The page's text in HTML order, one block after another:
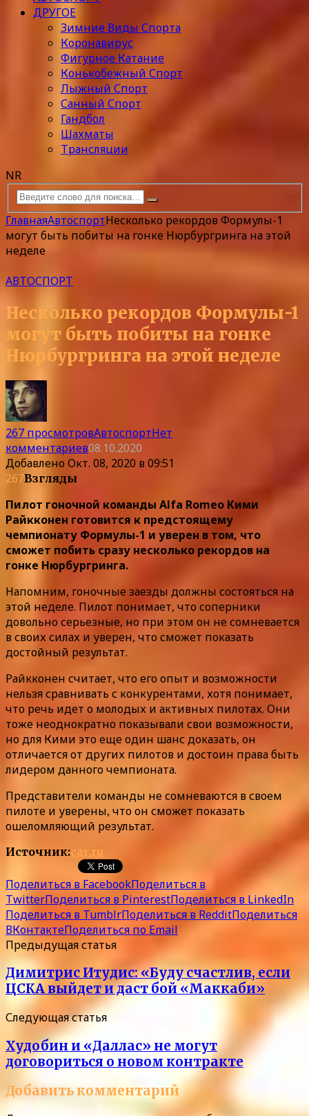
ДРУГОЕ
Зимние Виды Спорта
Коронавирус
Фигурное Катание
Конькобежный Спорт
Лыжный Спорт
Санный Спорт
Гандбол
Шахматы
Трансляции
NR
ГлавнаяАвтоспортНесколько рекордов Формулы-1
могут быть побиты на гонке Нюрбургринга на этой
неделе
АВТОСПОРТ
Несколько рекордов Формулы-1
могут быть побиты на гонке
Нюрбургринга на этой неделе
267 просмотровАвтоспортНет
комментариев08.10.2020
Добавлено Окт. 08, 2020 в 09:51
267Взгляды
Пилот гоночной команды Alfa Romeo Кими
Райкконен готовится к предстоящему
чемпионату Формулы-1 и уверен в том, что
сможет побить сразу несколько рекордов на
гонке Нюрбургринга.
Напомним, гоночные заезды должны состояться на
этой неделе. Пилот понимает, что соперники
довольно серьезные, но при этом он не сомневается
в своих силах и уверен, что сможет показать
достойный результат.
Райкконен считает, что его опыт и возможности
нельзя сравнивать с конкурентами, хотя понимает,
что речь идет о молодых и активных пилотах. Они
тоже неоднократно показывали свои возможности,
но для Кими это еще один шанс доказать, он
отличается от других пилотов и достоин права быть
лидером данного чемпионата.
Представители команды не сомневаются в своем
пилоте и уверены, что он сможет показать
ошеломляющий результат.
Источник:car.ru
Поделиться в FacebookПоделиться в
TwitterПоделиться в PinterestПоделиться в LinkedIn
Поделиться в TumblrПоделиться в RedditПоделиться
ВКонтактеПоделиться по Email
Предыдущая статья
Димитрис Итудис: «Буду счастлив, если
ЦСКА выйдет и даст бой «Маккаби»
Следующая статья
Худобин и «Даллас» не могут
договориться о новом контракте
Добавить комментарий